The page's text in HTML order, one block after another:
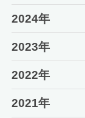
2024年
2023年
2022年
2021年